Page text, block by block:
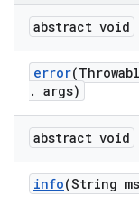
abstract void
error
. args)
abstract void
info(String